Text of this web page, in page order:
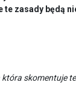
te zasady będą
skomentuje